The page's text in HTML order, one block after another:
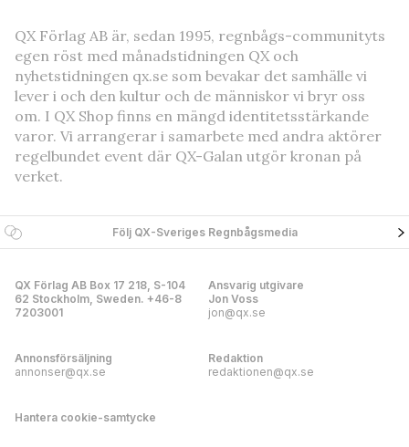
QX Förlag AB är, sedan 1995, regnbågs-communityts
egen röst med månadstidningen QX och
nyhetstidningen qx.se som bevakar det samhälle vi
lever i och den kultur och de människor vi bryr oss
om. I QX Shop finns en mängd identitetsstärkande
varor. Vi arrangerar i samarbete med andra aktörer
regelbundet event där QX-Galan utgör kronan på
verket.
Följ QX-Sveriges Regnbågsmedia
QX Förlag AB Box 17 218, S-104
62 Stockholm, Sweden. +46-8
7203001
Ansvarig utgivare
Jon Voss
jon@qx.se
Annonsförsäljning
annonser@qx.se
Redaktion
redaktionen@qx.se
Hantera cookie-samtycke